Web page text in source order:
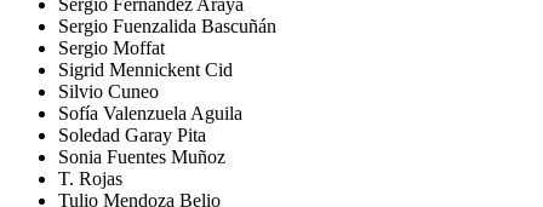
Sergio Fernández Araya
Sergio Fuenzalida Bascuñán
Sergio Moffat
Sigrid Mennickent Cid
Silvio Cuneo
Sofía Valenzuela Aguila
Soledad Garay Pita
Sonia Fuentes Muñoz
T. Rojas
Tulio Mendoza Belio